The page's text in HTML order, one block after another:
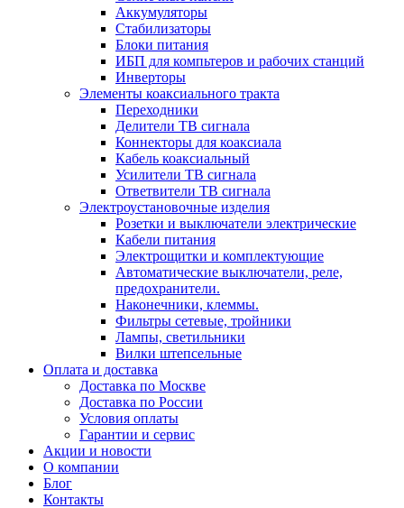
Аккумуляторы
Стабилизаторы
Блоки питания
ИБП для компьтеров и рабочих станций
Инверторы
Элементы коаксиального тракта
Переходники
Делители ТВ сигнала
Коннекторы для коаксиала
Кабель коаксиальный
Усилители ТВ сигнала
Ответвители ТВ сигнала
Электроустановочные изделия
Розетки и выключатели электрические
Кабели питания
Электрощитки и комплектующие
Автоматические выключатели, реле,
предохранители.
Наконечники, клеммы.
Фильтры сетевые, тройники
Лампы, светильники
Вилки штепсельные
Оплата и доставка
Доставка по Москве
Доставка по России
Условия оплаты
Гарантии и сервис
Акции и новости
О компании
Блог
Контакты